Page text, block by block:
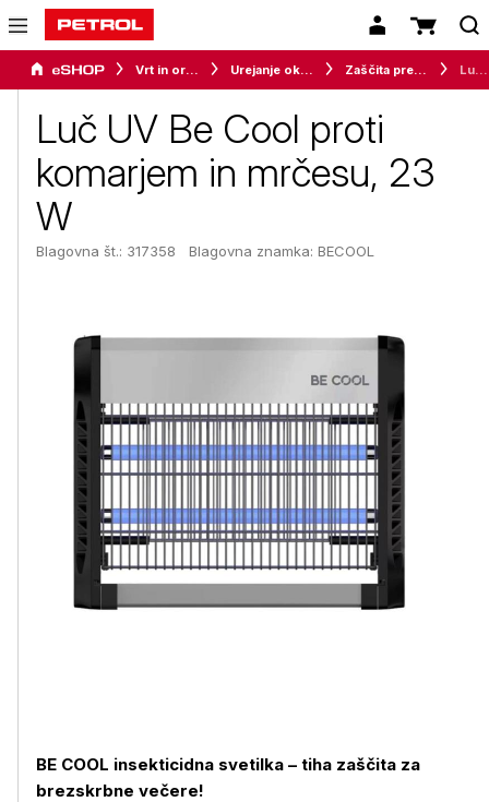
Vrt in orodje Urejanje okolice Zaščita pred insekti in škodljivci
Luč UV Be Cool proti
komarjem in mrčesu, 23
W
Blagovna št.: 317358 Blagovna znamka: BECOOL
BE COOL insekticidna svetilka – tiha zaščita za
brezskrbne večere!